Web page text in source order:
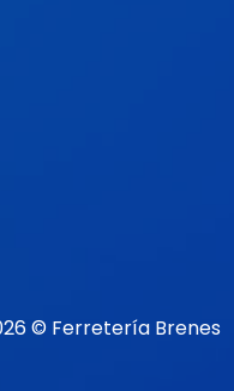
© Ferretería Brenes